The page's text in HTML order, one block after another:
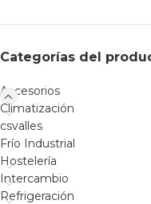
Categorías del
Accesorios
Climatización
csvalles
Frío Industrial
Hostelería
Intercambio
Refrigeración